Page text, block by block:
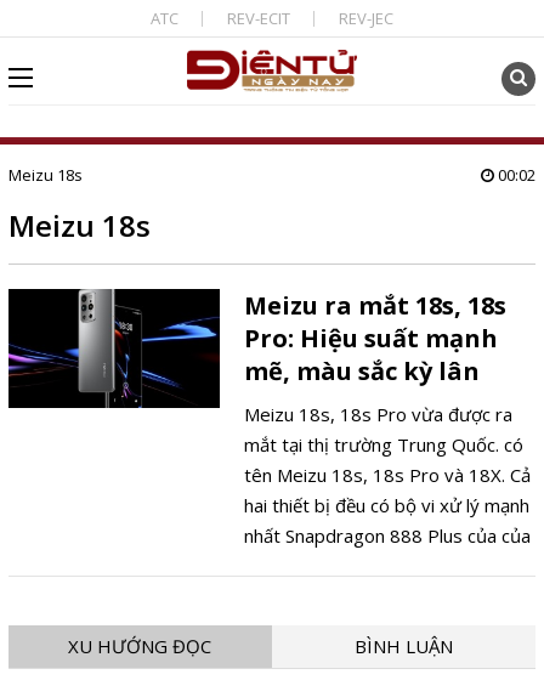
ATC REV-ECIT REV-JEC
Meizu 18s 00:02
Meizu 18s
Meizu ra mắt 18s, 18s
Pro: Hiệu suất mạnh
mẽ, màu sắc kỳ lân
Meizu 18s, 18s Pro vừa được ra
mắt tại thị trường Trung Quốc. có
tên Meizu 18s, 18s Pro và 18X. Cả
hai thiết bị đều có bộ vi xử lý mạnh
nhất Snapdragon 888 Plus của của
XU HƯỚNG ĐỌC BÌNH LUẬN